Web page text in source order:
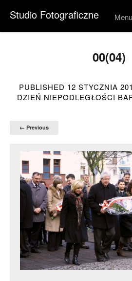
Studio Fotograficzne Menu
Skip to
00(04)
PUBLISHED 12 STYCZNIA
DZIEŃ NIEPODLEGŁOŚCI
← Previous